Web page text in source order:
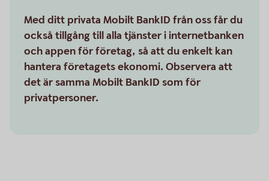
Med ditt privata Mobilt BankID från oss får du
också tillgång till alla tjänster i internetbanken
och appen för företag, så att du enkelt kan
hantera företagets ekonomi. Observera att
det är samma Mobilt BankID som för
privatpersoner.